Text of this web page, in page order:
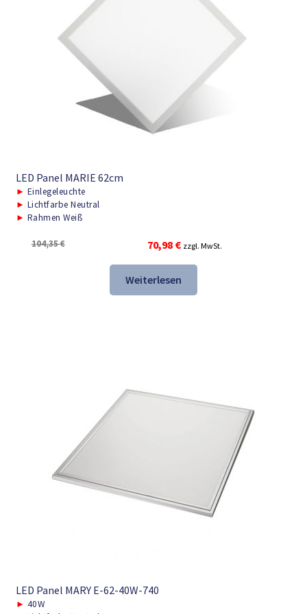
LED Panel MARIE 62cm
► Einlegeleuchte
► Lichtfarbe Neutral
► Rahmen Weiß
104,35€
Ursprünglicher
war:
104,35 €
70,98 €Aktueller
ist:
70,98 €.
zzgl. MwSt.
Weiterlesen
LED Panel MARY E-62-40W-740
► 40W